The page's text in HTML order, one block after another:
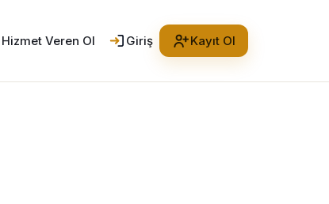
Hizmet Veren Ol Giriş Kayıt Ol